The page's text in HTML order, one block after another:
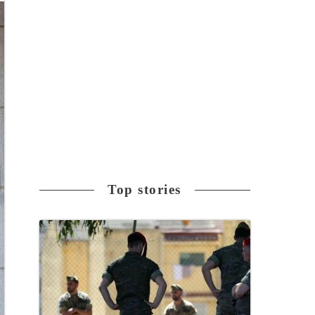
Top stories